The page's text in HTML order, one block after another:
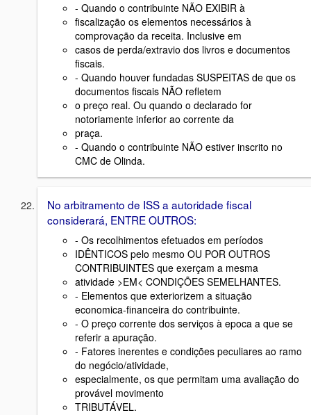
- Quando o contribuinte NÃO EXIBIR à
fiscalização os elementos necessários à
comprovação da receita. Inclusive em
casos de perda/extravio dos livros e documentos
fiscais.
- Quando houver fundadas SUSPEITAS de que os
documentos fiscais NÃO refletem
o preço real. Ou quando o declarado for
notoriamente inferior ao corrente da
praça.
- Quando o contribuinte NÃO estiver inscrito no
CMC de Olinda.
No arbitramento de ISS a autoridade fiscal
considerará, ENTRE OUTROS:
- Os recolhimentos efetuados em períodos
IDÊNTICOS pelo mesmo OU POR OUTROS
CONTRIBUINTES que exerçam a mesma
atividade >EM< CONDIÇÕES SEMELHANTES.
- Elementos que exteriorizem a situação
economica-financeira do contribuinte.
- O preço corrente dos serviços à epoca a que se
referir a apuração.
- Fatores inerentes e condições peculiares ao ramo
do negócio/atividade,
especialmente, os que permitam uma avaliação do
provável movimento
TRIBUTÁVEL.